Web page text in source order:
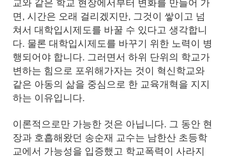
교와 같은 학교 현장에서부터 변화를 만들어 가
면, 시간은 오래 걸리겠지만, 그것이 쌓이고 넘
쳐서 대학입시제도를 바꿀 수 있다고 생각합니
다. 물론 대학입시제도를 바꾸기 위한 노력이 병
행되어야 합니다. 그러면서 하위 단위의 학교가
변하는 힘으로 포위해가자는 것이 혁신학교와
같은 아동의 삶을 중심으로 한 교육개혁을 지지
하는 이유입니다.
이론적으로만 가능한 것은 아닙니다. 그 동안 현
장과 호흡해왔던 송순재 교수는 남한산 초등학
교에서 가능성을 입증했고 학교폭력이 사라지